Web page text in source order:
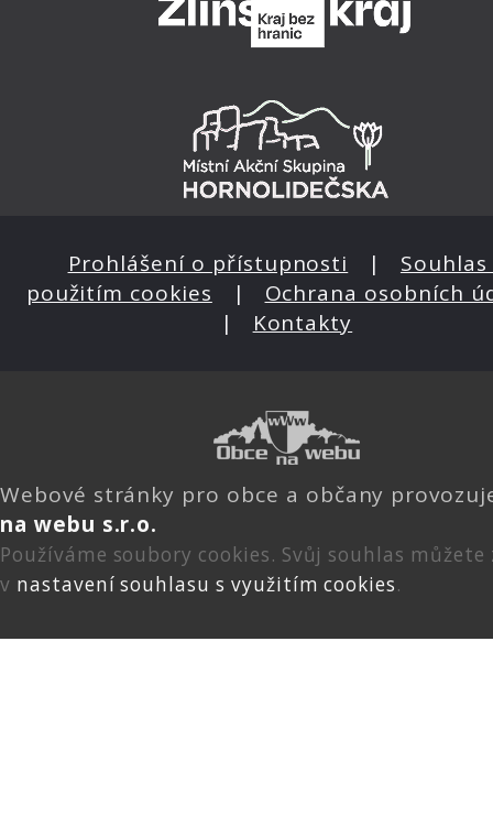
Prohlášení o přístupnosti | Souhlas
použitím cookies | Ochrana osobních
| Kontakty
Webové stránky pro obce a občany
na webu s.r.o.
Používáme soubory cookies. Svůj souhlas
v nastavení souhlasu s využitím cookies.